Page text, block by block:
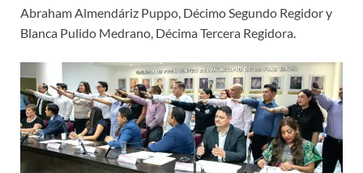
Abraham Almendáriz Puppo, Décimo Segundo Regidor y
Blanca Pulido Medrano, Décima Tercera Regidora.